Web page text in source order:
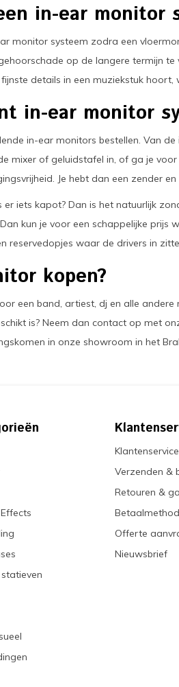
in-ear monitor
monitor systeem zodra een
op de langere termijn
details in een muziekstuk
in-ear monitor
in-ear monitors bestellen. Van
mixer of geluidstafel in, of ga je
Je hebt dan een zender
er iets kapot? Dan is het natuurlijk
kun je voor een schappelijke
reservedopjes waar de drivers in
kopen?
een band, artiest, dj en alle
is? Neem dan contact op met
in onze showroom in het
Klantenservice
Verzenden &
Retouren &
Offerte
Nieuwsbrief